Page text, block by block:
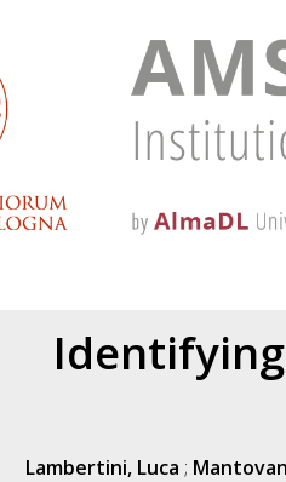
Lambertini, Luca ;